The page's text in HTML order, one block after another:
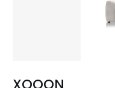
XOOON